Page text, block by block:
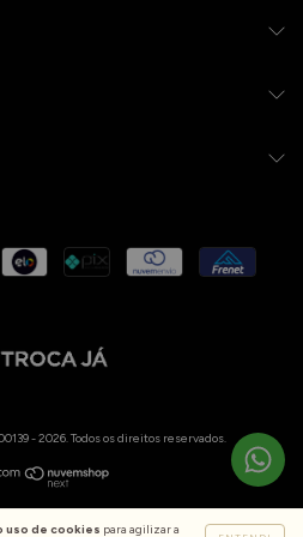
uso de cookies para agilizar a
- 2026. Todos os direitos reservados.